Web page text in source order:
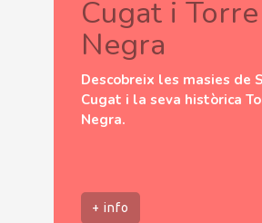
Cugat i Torre
Negra
Descobreix les masies de
Cugat i la seva històrica
Negra.
+ info